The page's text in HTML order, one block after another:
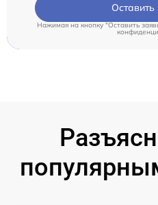
Оставить
Нажимая на кнопку "Оставить